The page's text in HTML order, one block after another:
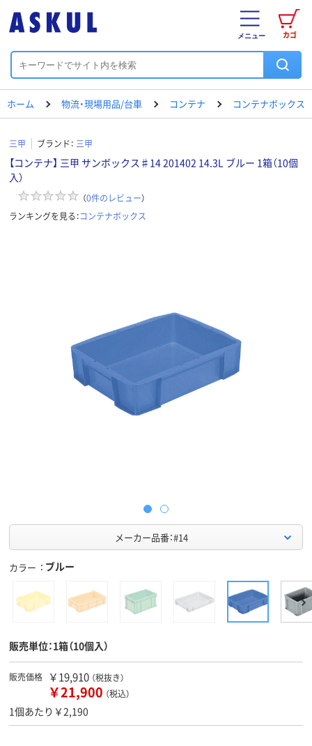
カゴ
メニュー
ホーム 物流・現場用品/台車 コンテナ コンテナボックス
三甲 ブランド： 三甲
【コンテナ】 三甲 サンボックス♯14 201402 14.3L ブルー 1箱（10個
入）
（0件のレビュー）
ランキングを見る：コンテナボックス
メーカー品番：#14
カラー ブルー
販売単位：1箱（10個入）
販売価格 ￥19,910 （税抜き）
￥21,900 （税込）
1個あたり￥2,190